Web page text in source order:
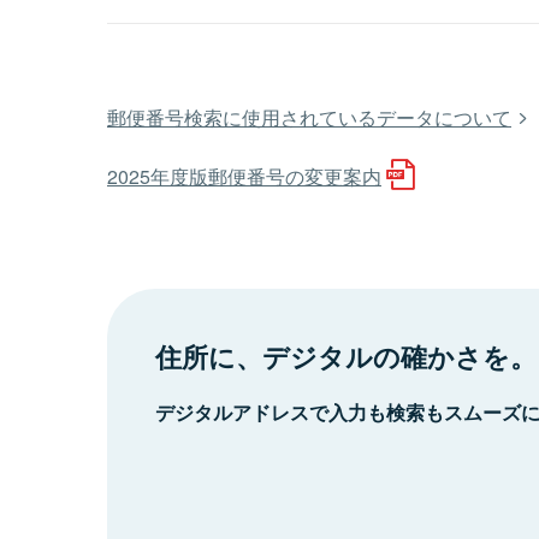
郵便番号検索に使用されているデータについて
2025年度版郵便番号の変更案内
住所に、デジタルの確かさを。
デジタルアドレスで入力も検索もスムーズ